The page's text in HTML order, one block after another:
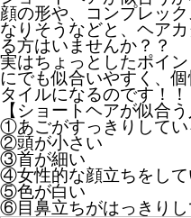
顔の形や、コンプレッ
なりそうなどと、ヘア
る方はいませんか？？
実はちょっとしたポイ
にでも似合いやすく、
タイルになるのです！！
【ショートヘアが似合う
①あごがすっきりしてい
②頭が小さい
③首が細い
④女性的な顔立ちをして
⑤色が白い
⑥目鼻立ちがはっきりし